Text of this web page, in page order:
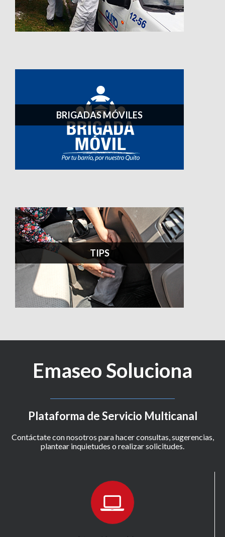
BRIGADAS MÓVILES
TIPS
Emaseo Soluciona
Plataforma de Servicio Multicanal
Contáctate con nosotros para hacer consultas, sugerencias,
plantear inquietudes o realizar solicitudes.